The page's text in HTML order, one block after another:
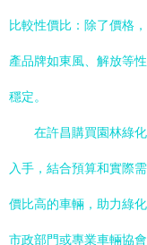
比較性價比：除了價格
產品牌如東風、解放等
穩定。
在許昌購買園林綠
入手，結合預算和實際
價比高的車輛，助力綠
市政部門或專業車輛協會